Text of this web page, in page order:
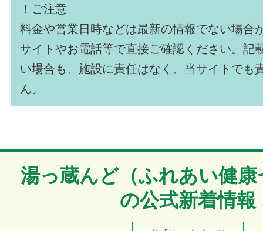
！ご注意
料金や営業日時などは最新の情報でない場合
サイトやお電話等で直接ご確認ください。記
い場合も、施設に責任はなく、当サイトでも
ん。
湯っ蔵んど（ふれあい健
の公式新着情報